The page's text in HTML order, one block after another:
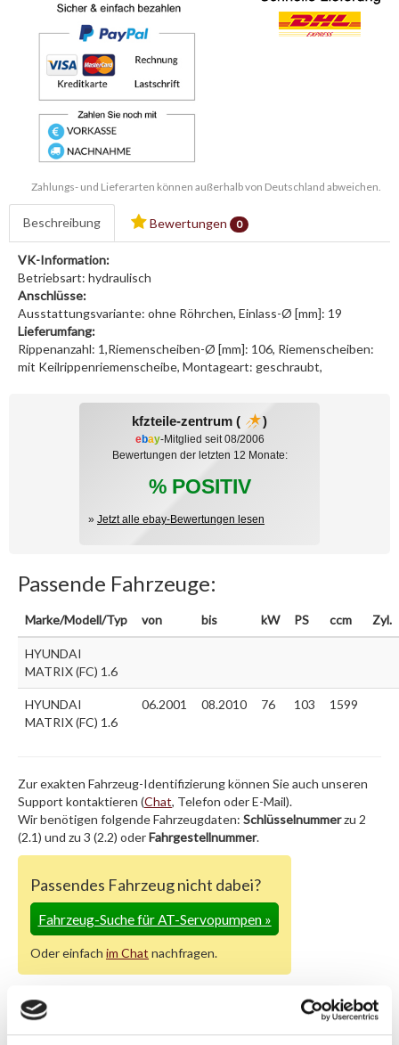
Zahlungs- und Lieferarten können außerhalb von Deutschland abweichen.
Beschreibung Bewertungen 0
VK-Information:
Betriebsart: hydraulisch
Anschlüsse:
Ausstattungsvariante: ohne Röhrchen, Einlass-Ø [mm]: 19
Lieferumfang:
Rippenanzahl: 1,Riemenscheiben-Ø [mm]: 106, Riemenscheiben:
mit Keilrippenriemenscheibe, Montageart: geschraubt,
kfzteile-zentrum ( )
ebay-Mitglied seit 08/2006
Bewertungen der letzten 12 Monate:
% POSITIV
» Jetzt alle ebay-Bewertungen lesen
Passende Fahrzeuge:
Marke/Modell/Typ von bis kW PS ccm Zyl.
HYUNDAI
MATRIX (FC) 1.6
HYUNDAI
MATRIX (FC) 1.6
06.2001 08.2010 76 103 1599
Zur exakten Fahrzeug-Identifizierung können Sie auch unseren
Support kontaktieren (Chat, Telefon oder E-Mail).
Wir benötigen folgende Fahrzeugdaten: Schlüsselnummerzu 2
(2.1) und zu 3 (2.2) oderFahrgestellnummer.
Passendes Fahrzeug nicht dabei?
Fahrzeug-Suche für AT-Servopumpen»
Oder einfach im Chat nachfragen.
Hersteller/EU Verantwortliche
Person